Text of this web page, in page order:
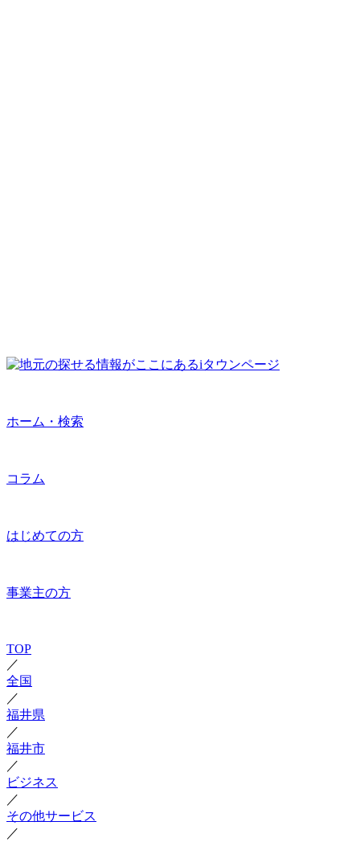
ホーム・検索
コラム
はじめての方
事業主の方
TOP
／
全国
／
福井県
／
福井市
／
ビジネス
／
その他サービス
／